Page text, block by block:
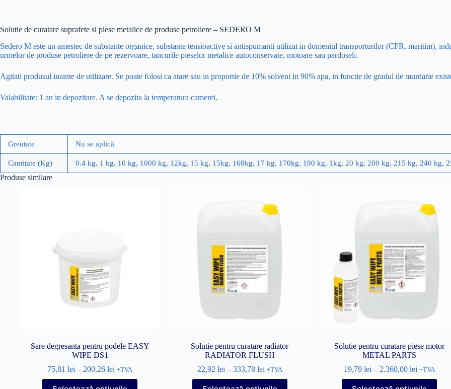
Solutie de curatare suprafete si piese metalice de produse petroliere – SEDERO M
Sedero M este un amestec de substante organice, substante tensioactive si antispumanti utilizat in domeniul transporturilor (CFR, maritim),
urmelor de produse petroliere de pe rezervoare, tancurile pieselor metalice autoconservate, motoare sau pardoseli.
Agitati produsul inainte de utilizare. Se poate folosi ca atare sau in proportie de 10% solvent in 90% apa, in functie de gradul de murdarie
Valabilitate: 1 an in depozitare. A se depozita la temperatura camerei.
Greutate Nu se aplică
Cantitate (Kg) 0.4 kg, 1 kg, 10 kg, 1000 kg, 12kg, 15 kg, 15kg, 160kg, 17 kg, 170kg, 180 kg, 1kg, 20 kg, 200 kg, 215 kg, 240 kg,
Produse similare
Sare degresanta pentru podele EASY
WIPE DS1
75,81lei – 200,26lei +TVA
Solutie pentru curatare radiator
RADIATOR FLUSH
22,92 lei – 333,78 lei +TVA
Solutie pentru curatare piese motor
METAL PARTS
19,79 lei – 2.360,00 lei +TVA